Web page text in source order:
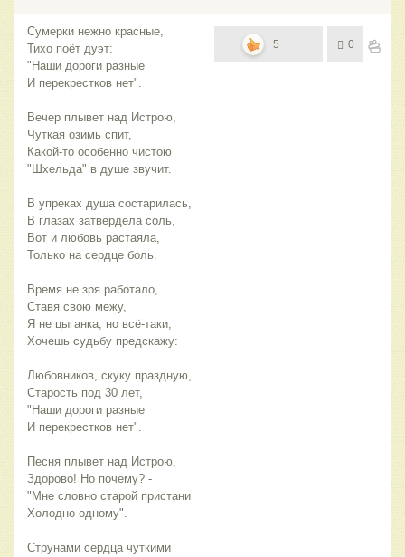
Сумерки нежно красные,
Тихо поёт дуэт:
"Наши дороги разные
И перекрестков нет".
Вечер плывет над Истрою,
Чуткая озимь спит,
Какой-то особенно чистою
"Шхельда" в душе звучит.
В упреках душа состарилась,
В глазах затвердела соль,
Вот и любовь растаяла,
Только на сердце боль.
Время не зря работало,
Ставя свою межу,
Я не цыганка, но всё-таки,
Хочешь судьбу предскажу:
Любовников, скуку праздную,
Старость под 30 лет,
"Наши дороги разные
И перекрестков нет".
Песня плывет над Истрою,
Здорово! Но почему? -
"Мне словно старой пристани
Холодно одному".
Струнами сердца чуткими
5 0